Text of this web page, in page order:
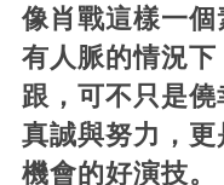
像肖戰這樣一
有人脈的情況
跟，可不只是
真誠與努力，
機會的好演技。